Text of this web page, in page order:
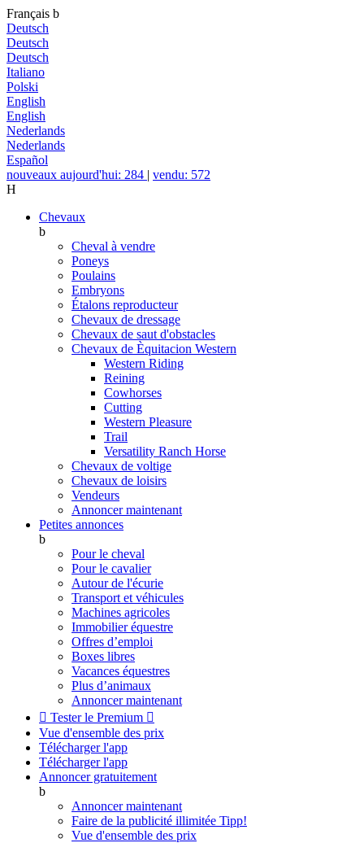
Français b
Deutsch
Deutsch
Deutsch
Italiano
Polski
English
English
Nederlands
Nederlands
Español
nouveaux aujourd'hui: 284 | vendu: 572
H
Chevaux
b
Cheval à vendre
Poneys
Poulains
Embryons
Étalons reproducteur
Chevaux de dressage
Chevaux de saut d'obstacles
Chevaux de Èquitacion Western
Western Riding
Reining
Cowhorses
Cutting
Western Pleasure
Trail
Versatility Ranch Horse
Chevaux de voltige
Chevaux de loisirs
Vendeurs
Annoncer maintenant
Petites annonces
b
Pour le cheval
Pour le cavalier
Autour de l'écurie
Transport et véhicules
Machines agricoles
Immobilier équestre
Offres d’emploi
Boxes libres
Vacances équestres
Plus d’animaux
Annoncer maintenant
 Tester le Premium 
Vue d'ensemble des prix
Télécharger l'app
Télécharger l'app
Annoncer gratuitement
b
Annoncer maintenant
Faire de la publicité illimitée Tipp!
Vue d'ensemble des prix